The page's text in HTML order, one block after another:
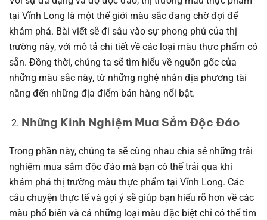
tại Vĩnh Long là một thế giới màu sắc đang chờ đợi để
khám phá. Bài viết sẽ đi sâu vào sự phong phú của thị
trường này, với mô tả chi tiết về các loại màu thực phẩm có
sẵn. Đồng thời, chúng ta sẽ tìm hiểu về nguồn gốc của
những màu sắc này, từ những nghệ nhân địa phương tài
năng đến những địa điểm bán hàng nổi bật.
Những Kinh Nghiệm Mua Sắm Độc Đáo
Trong phần này, chúng ta sẽ cùng nhau chia sẻ những trải
nghiệm mua sắm độc đáo mà bạn có thể trải qua khi
khám phá thị trường màu thực phẩm tại Vĩnh Long. Các
câu chuyện thực tế và gợi ý sẽ giúp bạn hiểu rõ hơn về các
màu phổ biến và cả những loại màu đặc biệt chỉ có thể tìm